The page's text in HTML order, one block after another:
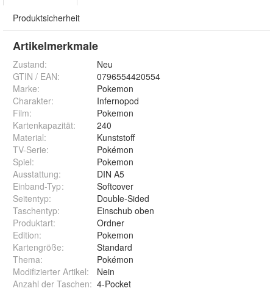
Produktsicherheit
Artikelmerkmale
Zustand:
Neu
GTIN / EAN:
0796554420554
Marke:
Pokemon
Charakter:
Infernopod
Film:
Pokemon
Kartenkapazität:
240
Material:
Kunststoff
TV-Serie:
Pokémon
Spiel:
Pokemon
Ausstattung:
DIN A5
Einband-Typ:
Softcover
Seitentyp:
Double-Sided
Taschentyp:
Einschub oben
Produktart:
Ordner
Edition:
Pokemon
Kartengröße:
Standard
Thema:
Pokémon
Modifizierter Artikel:
Nein
Anzahl der Taschen: 4-Pocket